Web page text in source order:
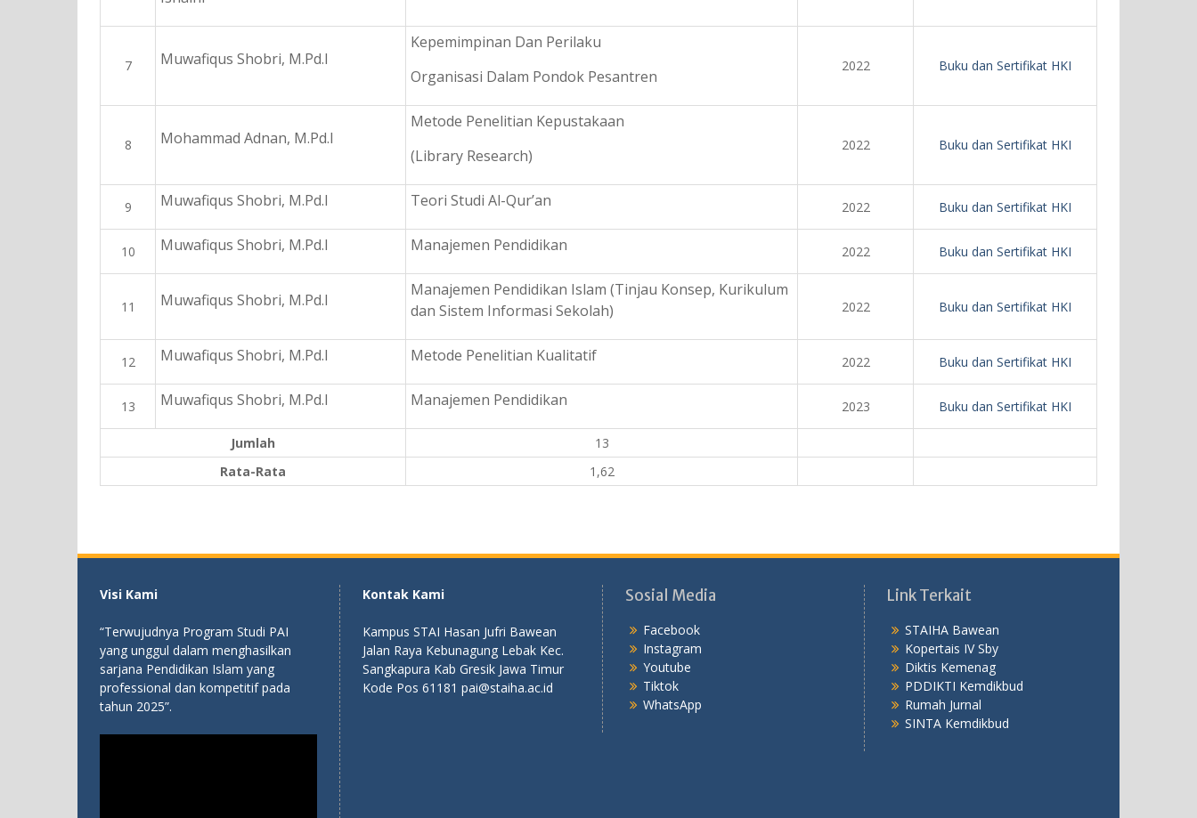
7 Muwafiqus Shobri, M.Pd.I
Kepemimpinan Dan Perilaku
Organisasi Dalam Pondok Pesantren
2022 Buku dan Sertifikat HKI
8 Mohammad Adnan, M.Pd.I
Metode Penelitian Kepustakaan
(Library Research)
2022 Buku dan Sertifikat HKI
9 Muwafiqus Shobri, M.Pd.I Teori Studi Al-Qur’an 2022 Buku dan Sertifikat HKI
10 Muwafiqus Shobri, M.Pd.I Manajemen Pendidikan 2022 Buku dan Sertifikat HKI
11 Muwafiqus Shobri, M.Pd.I
Manajemen Pendidikan Islam (Tinjau Konsep, Kurikulum
dan Sistem Informasi Sekolah)
2022 Buku dan Sertifikat HKI
12 Muwafiqus Shobri, M.Pd.I Metode Penelitian Kualitatif 2022 Buku dan Sertifikat HKI
13 Muwafiqus Shobri, M.Pd.I Manajemen Pendidikan 2023 Buku dan Sertifikat HKI
Jumlah
13
Rata-Rata
1,62
Visi Kami
“Terwujudnya Program Studi PAI
yang unggul dalam menghasilkan
sarjana Pendidikan Islam yang
professional dan kompetitif pada
tahun 2025”.
Kontak Kami
Kampus STAI Hasan Jufri Bawean
Jalan Raya Kebunagung Lebak Kec.
Sangkapura Kab Gresik Jawa Timur
Kode Pos 61181 pai@staiha.ac.id
Sosial Media
Facebook
Instagram
Youtube
Tiktok
WhatsApp
Link Terkait
STAIHA Bawean
Kopertais IV Sby
Diktis Kemenag
PDDIKTI Kemdikbud
Rumah Jurnal
SINTA Kemdikbud